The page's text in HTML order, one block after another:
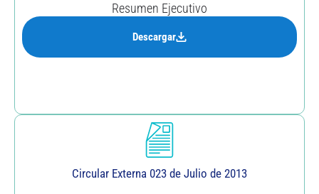
Resumen Ejecutivo
Descargar
Circular Externa 023 de Julio de 2013